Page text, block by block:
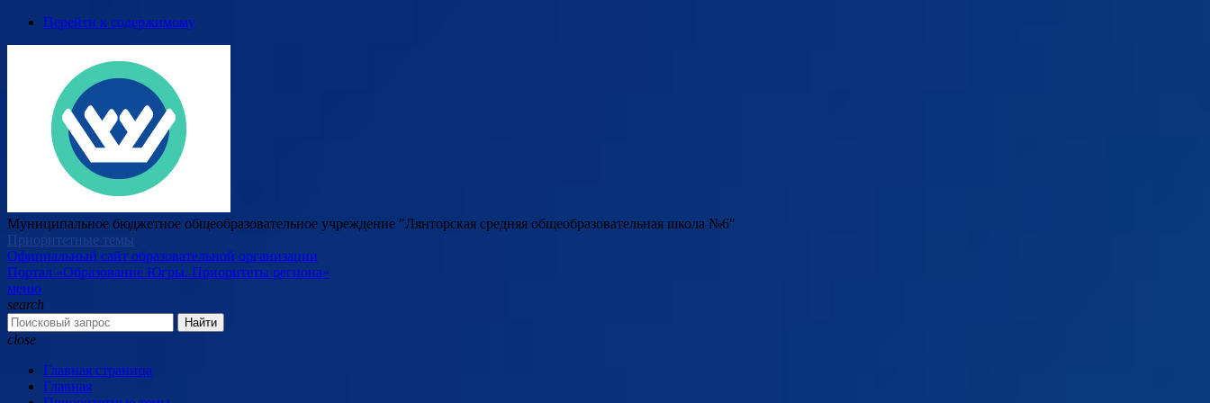
Перейти к содержимому
Муниципальное бюджетное общеобразовательное учреждение "Лянторская средняя общеобразовательная школа №6"
Приоритетные темы
Официальный сайт образовательной организации
Портал «Образование Югры. Приоритеты региона»
меню
search
Найти
close
Главная страница
Главная